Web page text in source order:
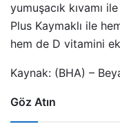
yumuşacık kıvamı
Plus Kaymaklı ile
hem de D vitamini
Kaynak: (BHA) –
Göz Atın